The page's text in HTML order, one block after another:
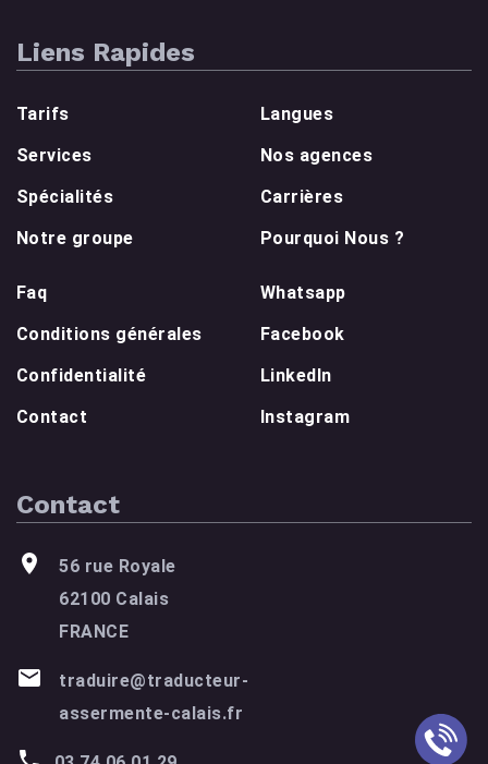
Liens Rapides
Tarifs
Services
Spécialités
Notre groupe
Langues
Nos agences
Carrières
Pourquoi Nous ?
Faq
Conditions générales
Confidentialité
Contact
Whatsapp
Facebook
LinkedIn
Instagram
Contact
56 rue Royale
62100 Calais
FRANCE
traduire@traducteur-
assermente-calais.fr